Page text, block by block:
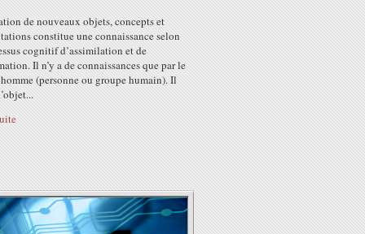
de nouveaux objets, concepts et
constitue une connaissance selon
cognitif d’assimilation et de
Il n’y a de connaissances que par le
(personne ou groupe humain). Il